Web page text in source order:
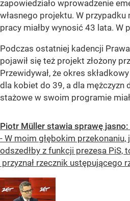
zapowiedziało wprowadzenie
własnego projektu. W
pracy miałby wynosić 43 lata. W
Podczas ostatniej kadencji
pojawił się też projekt złożony
Przewidywał, że okres
dla kobiet do 39, a dla mężczyzn
stażowe w swoim programie
Piotr Müller stawia sprawę
- W moim głębokim przekonaniu,
odszedłby z funkcji prezesa PiS,
przyznał rzecznik ustępującego